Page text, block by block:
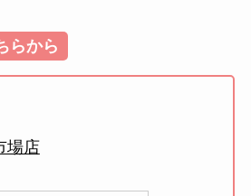
らから
場店